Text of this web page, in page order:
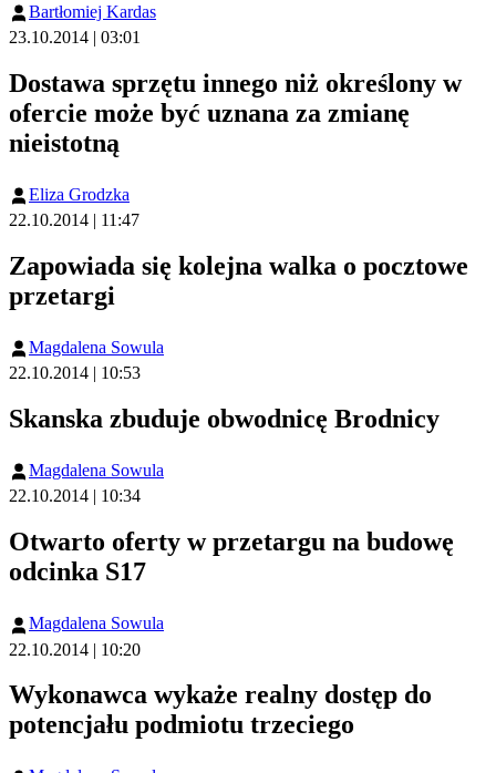
Bartłomiej Kardas
23.10.2014 | 03:01
Dostawa sprzętu innego niż określony w
ofercie może być uznana za zmianę
nieistotną
Eliza Grodzka
22.10.2014 | 11:47
Zapowiada się kolejna walka o pocztowe
przetargi
Magdalena Sowula
22.10.2014 | 10:53
Skanska zbuduje obwodnicę Brodnicy
Magdalena Sowula
22.10.2014 | 10:34
Otwarto oferty w przetargu na budowę
odcinka S17
Magdalena Sowula
22.10.2014 | 10:20
Wykonawca wykaże realny dostęp do
potencjału podmiotu trzeciego